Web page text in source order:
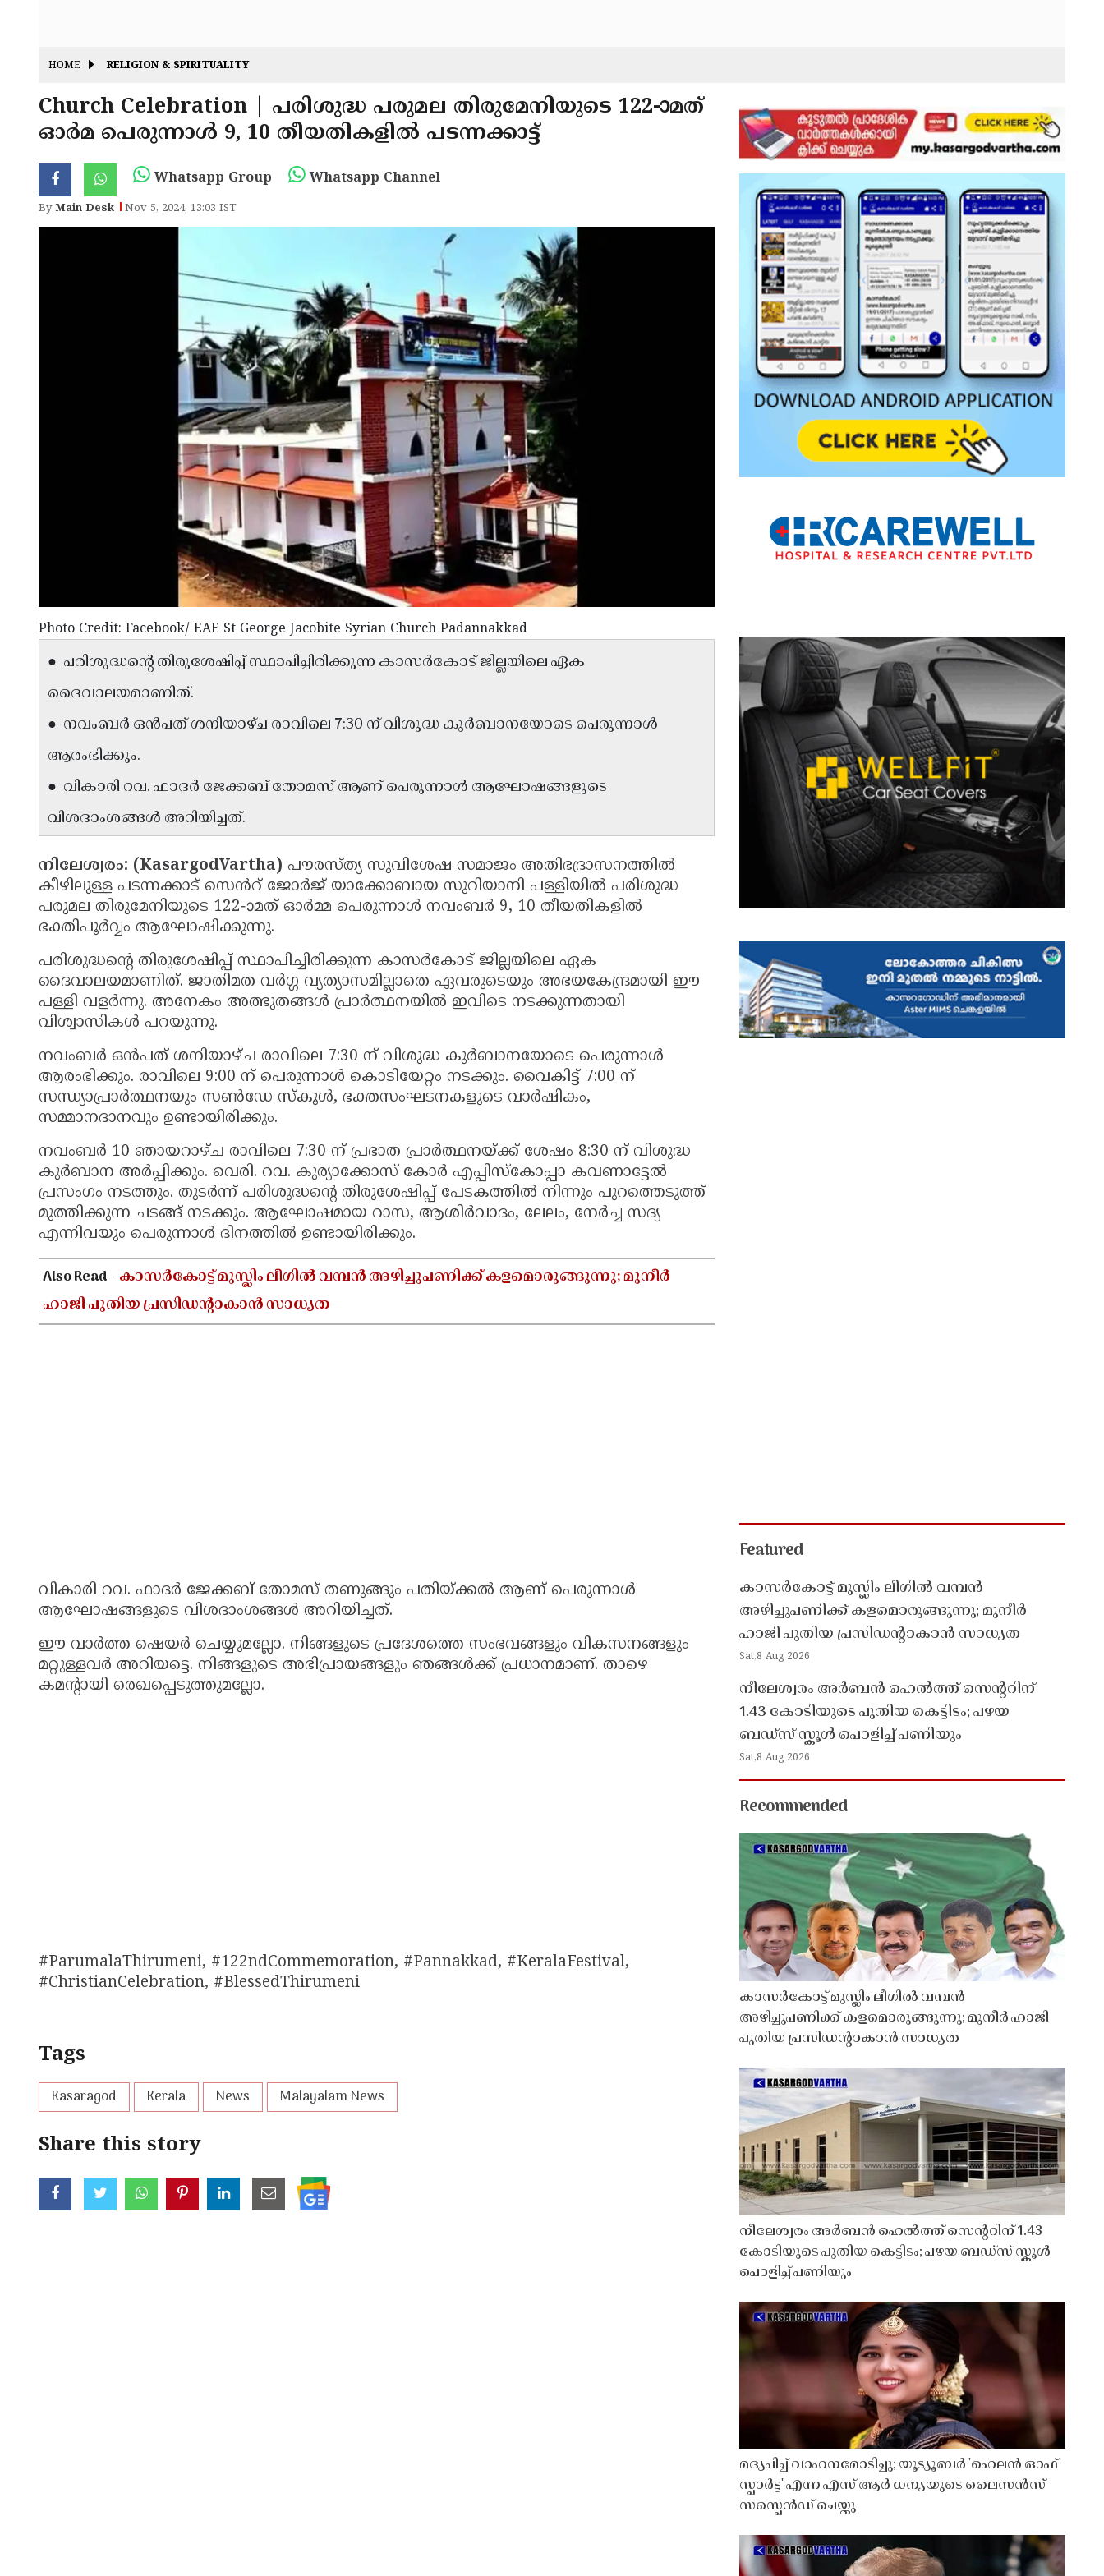
HOME RELIGION & SPIRITUALITY
Church Celebration | പരിശുദ്ധ പരുമല തിരുമേനിയുടെ 122-ാമത്
ഓർമ പെരുന്നാൾ 9, 10 തീയതികളിൽ പടന്നക്കാട്ട് ​​​​​​​
Whatsapp Group Whatsapp Channel
ByMain Desk Nov 5, 2024, 13:03 IST
Photo Credit: Facebook/ EAE St George Jacobite Syrian Church Padannakkad
● പരിശുദ്ധന്റെ തിരുശേഷിപ്പ് സ്ഥാപിച്ചിരിക്കുന്ന കാസർകോട് ജില്ലയിലെ ഏക
ദൈവാലയമാണിത്.
● നവംബർ ഒൻപത് ശനിയാഴ്ച രാവിലെ 7:30 ന് വിശുദ്ധ കുർബാനയോടെ പെരുന്നാൾ
ആരംഭിക്കും.
● വികാരി റവ. ഫാദർ ജേക്കബ് തോമസ് ആണ് പെരുന്നാൾ ആഘോഷങ്ങളുടെ
വിശദാംശങ്ങൾ അറിയിച്ചത്.
നിലേശ്വരം: (KasargodVartha) പൗരസ്ത്യ സുവിശേഷ സമാജം അതിഭദ്രാസനത്തിൽ
കീഴിലുള്ള പടന്നക്കാട് സെൻറ് ജോർജ് യാക്കോബായ സുറിയാനി പള്ളിയിൽ പരിശുദ്ധ
പരുമല തിരുമേനിയുടെ 122-ാമത് ഓർമ്മ പെരുന്നാൾ നവംബർ 9, 10 തീയതികളിൽ
ഭക്തിപൂർവ്വം ആഘോഷിക്കുന്നു.
പരിശുദ്ധന്റെ തിരുശേഷിപ്പ് സ്ഥാപിച്ചിരിക്കുന്ന കാസർകോട് ജില്ലയിലെ ഏക
ദൈവാലയമാണിത്. ജാതിമത വർഗ്ഗ വ്യത്യാസമില്ലാതെ ഏവരുടെയും അഭയകേന്ദ്രമായി ഈ
പള്ളി വളർന്നു. അനേകം അത്ഭുതങ്ങൾ പ്രാർത്ഥനയിൽ ഇവിടെ നടക്കുന്നതായി
വിശ്വാസികൾ പറയുന്നു.
നവംബർ ഒൻപത് ശനിയാഴ്ച രാവിലെ 7:30 ന് വിശുദ്ധ കുർബാനയോടെ പെരുന്നാൾ
ആരംഭിക്കും. രാവിലെ 9:00 ന് പെരുന്നാൾ കൊടിയേറ്റം നടക്കും. വൈകിട്ട് 7:00 ന്
സന്ധ്യാപ്രാര്‍ത്ഥനയും സൺഡേ സ്കൂൾ, ഭക്തസംഘടനകളുടെ വാർഷികം,
സമ്മാനദാനവും ഉണ്ടായിരിക്കും.
നവംബർ 10 ഞായറാഴ്ച രാവിലെ 7:30 ന് പ്രഭാത പ്രാർത്ഥനയ്ക്ക് ശേഷം 8:30 ന് വിശുദ്ധ
കുർബാന അർപ്പിക്കും. വെരി. റവ. കുര്യാക്കോസ് കോർ എപ്പിസ്കോപ്പാ കവണാട്ടേൽ
പ്രസംഗം നടത്തും. തുടർന്ന് പരിശുദ്ധന്റെ തിരുശേഷിപ്പ് പേടകത്തിൽ നിന്നും പുറത്തെടുത്ത്
മുത്തിക്കുന്ന ചടങ്ങ് നടക്കും. ആഘോഷമായ റാസ, ആശിർവാദം, ലേലം, നേർച്ച സദ്യ
എന്നിവയും പെരുന്നാൾ ദിനത്തിൽ ഉണ്ടായിരിക്കും.
Also Read -കാസർകോട്ട് മുസ്ലിം ലീഗിൽ വമ്പൻ അഴിച്ചുപണിക്ക് കളമൊരുങ്ങുന്നു; മുനീർ
ഹാജി പുതിയ പ്രസിഡൻ്റാകാൻ സാധ്യത
വികാരി റവ. ഫാദർ ജേക്കബ് തോമസ് തണുങ്ങും പതിയ്ക്കൽ ആണ് പെരുന്നാൾ
ആഘോഷങ്ങളുടെ വിശദാംശങ്ങൾ അറിയിച്ചത്.
ഈ വാർത്ത ഷെയർ ചെയ്യുമല്ലോ. നിങ്ങളുടെ പ്രദേശത്തെ സംഭവങ്ങളും വികസനങ്ങളും
മറ്റുള്ളവർ അറിയട്ടെ. നിങ്ങളുടെ അഭിപ്രായങ്ങളും ഞങ്ങൾക്ക് പ്രധാനമാണ്. താഴെ
കമൻ്റായി രെഖപ്പെടുത്തുമല്ലോ.
#ParumalaThirumeni, #122ndCommemoration, #Pannakkad, #KeralaFestival,
#ChristianCelebration, #BlessedThirumeni
Tags
Kasaragod Kerala News Malayalam News
Share this story
Featured
കാസർകോട്ട് മുസ്ലിം ലീഗിൽ വമ്പൻ
അഴിച്ചുപണിക്ക് കളമൊരുങ്ങുന്നു; മുനീർ
ഹാജി പുതിയ പ്രസിഡൻ്റാകാൻ സാധ്യത
Sat,8 Aug 2026
നീലേശ്വരം അർബൻ ഹെൽത്ത് സെൻ്ററിന്
1.43 കോടിയുടെ പുതിയ കെട്ടിടം; പഴയ
ബഡ്സ് സ്കൂൾ പൊളിച്ച് പണിയും
Sat,8 Aug 2026
Recommended
കാസർകോട്ട് മുസ്ലിം ലീഗിൽ വമ്പൻ
അഴിച്ചുപണിക്ക് കളമൊരുങ്ങുന്നു; മുനീർ ഹാജി
പുതിയ പ്രസിഡൻ്റാകാൻ സാധ്യത
നീലേശ്വരം അർബൻ ഹെൽത്ത് സെൻ്ററിന് 1.43
കോടിയുടെ പുതിയ കെട്ടിടം; പഴയ ബഡ്സ് സ്കൂൾ
പൊളിച്ച് പണിയും
മദ്യപിച്ച് വാഹനമോടിച്ചു; യൂട്യൂബർ 'ഹെലൻ ഓഫ്
സ്പാർട്ട' എന്ന എസ് ആർ ധന്യയുടെ ലൈസൻസ്
സസ്പെൻഡ് ചെയ്തു ​​​​​​​